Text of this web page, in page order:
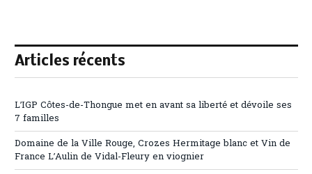
Articles récents
L’IGP Côtes-de-Thongue met en avant sa liberté et dévoile ses
7 familles
Domaine de la Ville Rouge, Crozes Hermitage blanc et Vin de
France L’Aulin de Vidal-Fleury en viognier